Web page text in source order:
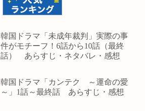
韓国ドラマ「未成年裁判」実際の事
件がモチーフ！6話から10話（最終
話） あらすじ・ネタバレ・感想
韓国ドラマ「カンテク ～運命の愛
～」1話～最終話 あらすじ・感想